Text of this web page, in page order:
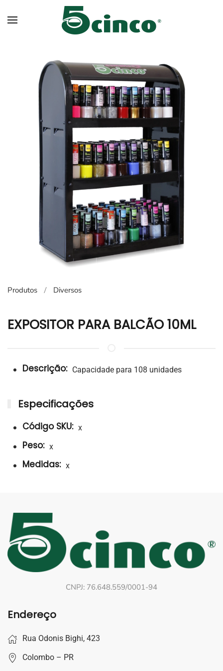
Skip to main content
Produtos Diversos
EXPOSITOR PARA BALCÃO 10ML
Descrição: Capacidade para 108 unidades
Especificações
Código SKU: x
Peso: x
Medidas: x
CNPJ: 76.648.559/0001-94
Endereço
Rua Odonis Bighi, 423
Colombo – PR